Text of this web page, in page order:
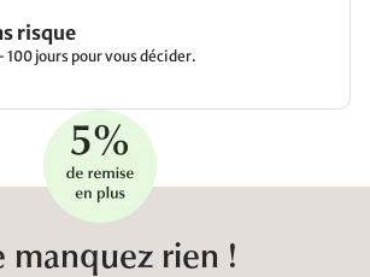
risque
jours pour vous décider.
manquez rien !